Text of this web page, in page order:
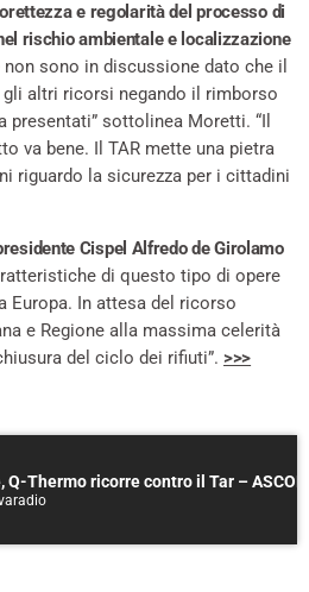
e regolarità del processo di
rischio ambientale e localizzazione
non sono in discussione dato che il
altri ricorsi negando il rimborso
presentati” sottolinea Moretti. “Il
va bene. Il TAR mette una pietra
riguardo la sicurezza per i cittadini
Cispel Alfredo de Girolamo
di questo tipo di opere
In attesa del ricorso
e Regione alla massima celerità
del ciclo dei rifiuti”. >>>